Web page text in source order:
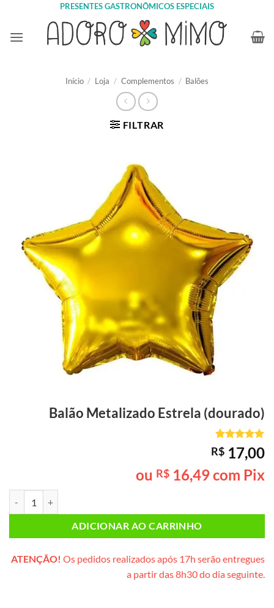
content
PRESENTES GASTRONÔMICOS ESPECIAIS
Início / Loja / Complementos / Balões
FILTRAR
Balão Metalizado Estrela (dourado)
Avaliado
como 5de
5, com
baseado em
1
R$ 17,00
ou R$ 16,49com Pix
ADICIONAR AO CARRINHO
ATENÇÃO! Os pedidos realizados após 17h serão entregues
a partir das 8h30 do dia seguinte.